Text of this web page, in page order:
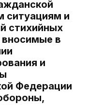
ситуациям и
стихийных
в
и
Федерации